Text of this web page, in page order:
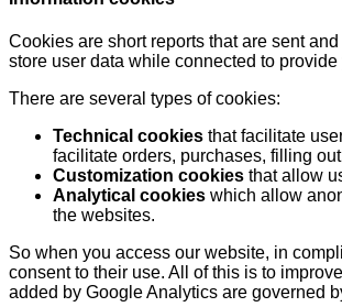
Cookies are short reports that are sent
store user data while connected to
There are several types of cookies:
Technical cookies that facilitate
facilitate orders, purchases, filling
Customization cookies that allow
Analytical cookies which allow
the websites.
So when you access our website, in
consent to their use. All of this is to
added by Google Analytics are governed